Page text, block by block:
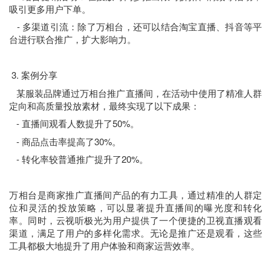
吸引更多用户下单。
- 多渠道引流：除了万相台，还可以结合淘宝直播、抖音等平
台进行联合推广，扩大影响力。
3. 案例分享
某服装品牌通过万相台推广直播间，在活动中使用了精准人群
定向和高质量投放素材，最终实现了以下成果：
- 直播间观看人数提升了50%。
- 商品点击率提高了30%。
- 转化率较普通推广提升了20%。
万相台是商家推广直播间产品的有力工具，通过精准的人群定
位和灵活的投放策略，可以显著提升直播间的曝光度和转化
率。同时，云视听极光为用户提供了一个便捷的卫视直播观看
渠道，满足了用户的多样化需求。无论是推广还是观看，这些
工具都极大地提升了用户体验和商家运营效率。